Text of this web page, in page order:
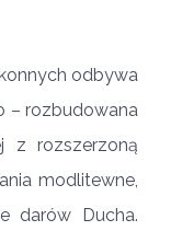
odbywa
– rozbudowana
z rozszerzoną
modlitewne,
darów Ducha.